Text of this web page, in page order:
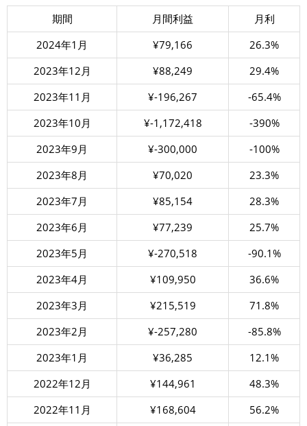
期間 月間利益
月利
2024年1月
¥79,166
26.3%
2023年12月
¥88,249
29.4%
2023年11月
¥-196,267
-65.4%
2023年10月
¥-1,172,418
-390%
2023年9月
¥-300,000
-100%
2023年8月
¥70,020
23.3%
2023年7月
¥85,154
28.3%
2023年6月
¥77,239
25.7%
2023年5月
¥-270,518
-90.1%
2023年4月
¥109,950
36.6%
2023年3月
¥215,519
71.8%
2023年2月
¥-257,280
-85.8%
2023年1月
¥36,285
12.1%
2022年12月
¥144,961
48.3%
2022年11月
¥168,604 56.2%